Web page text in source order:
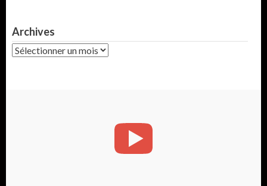
Archives
Archives